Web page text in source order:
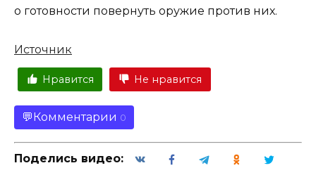
о готовности повернуть оружие против них.
Источник
Нравится Не нравится
Комментарии 0
Поделись видео: